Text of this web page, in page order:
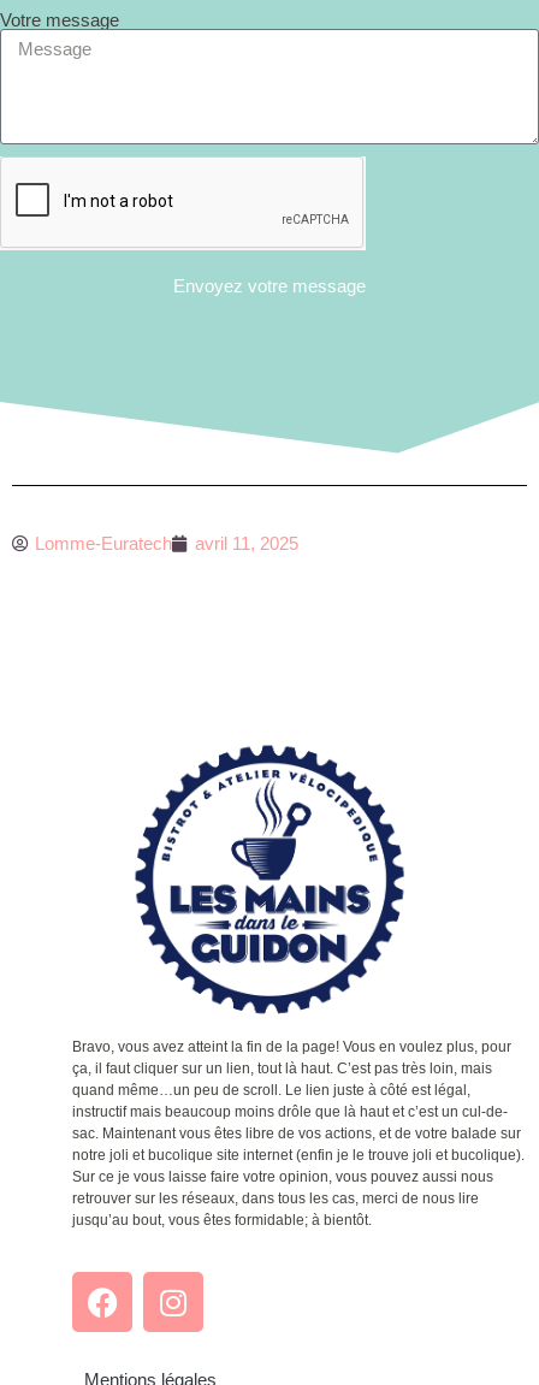
Votre message
Envoyez votre message
Lomme-Euratech avril 11, 2025
Bravo, vous avez atteint la fin de la page! Vous en voulez plus, pour
ça, il faut cliquer sur un lien, tout là haut. C’est pas très loin, mais
quand même…un peu de scroll. Le lien juste à côté est légal,
instructif mais beaucoup moins drôle que là haut et c’est un cul-de-
sac. Maintenant vous êtes libre de vos actions, et de votre balade sur
notre joli et bucolique site internet (enfin je le trouve joli et bucolique).
Sur ce je vous laisse faire votre opinion, vous pouvez aussi nous
retrouver sur les réseaux, dans tous les cas, merci de nous lire
jusqu’au bout, vous êtes formidable; à bientôt.
Mentions légales